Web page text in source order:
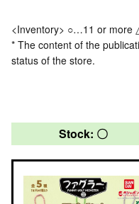
<Inventory> ○…11 or more
* The content of the
status of the store.
Stock: 〇